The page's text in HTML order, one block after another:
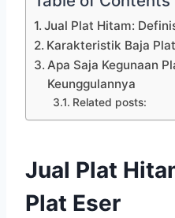
Jual Plat Hitam:
Karakteristik Baja
Apa Saja Kegunaan
Keunggulannya
Related posts:
Jual Plat
Plat Eser